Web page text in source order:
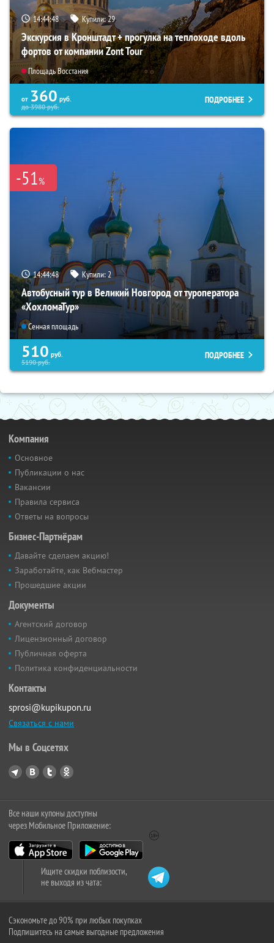
14:44:46 Купили:29
Экскурсия в Кронштадт + прогулка на теплоходе вдоль
фортов от компании Zont Tour
Площадь Восстания
от 360 руб.
до3980руб.
ПОДРОБНЕЕ
-51%
14:44:46 Купили:2
Автобусный тур в Великий Новгород от туроператора
«ХохломаТур»
Сенная площадь
510 руб.
5190руб.
ПОДРОБНЕЕ
Компания
Основное
Публикации о нас
Вакансии
Правила сервиса
Ответы на вопросы
Бизнес-Партнёрам
Давайте сделаем акцию!
Заработайте, как Вебмастер
Прошедшие акции
Документы
Агентский договор
Лицензионный договор
Публичная оферта
Политика конфиденциальности
Контакты
sprosi@kupikupon.ru
Связаться с нами
Мы в Соцсетях
Все наши купоны доступны
через Мобильное Приложение:
Ищите скидки поблизости,
не выходя из чата:
Сэкономьте до 90% при любых покупках
Подпишитесь на самые выгодные предложения